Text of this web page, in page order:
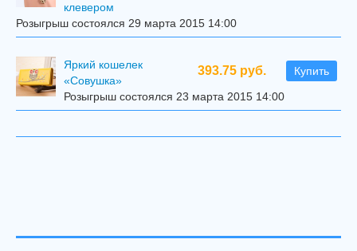
клевером
Розыгрыш состоялся 29 марта 2015 14:00
393.75 руб. Купить
Яркий кошелек
«Совушка»
Розыгрыш состоялся 23 марта 2015 14:00